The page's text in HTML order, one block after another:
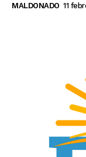
MALDONADO 11